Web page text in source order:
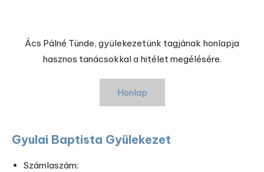
Ács Pálné Tünde, gyülekezetünk tagjának honlapja
hasznos tanácsokkal a hitélet megélésére.
Honlap
Gyulai Baptista Gyülekezet
Számlaszám: